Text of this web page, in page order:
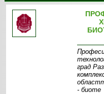
град
- биоте